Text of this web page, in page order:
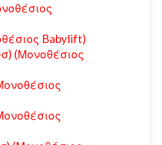
Babylift)
(Μονοθέσιος